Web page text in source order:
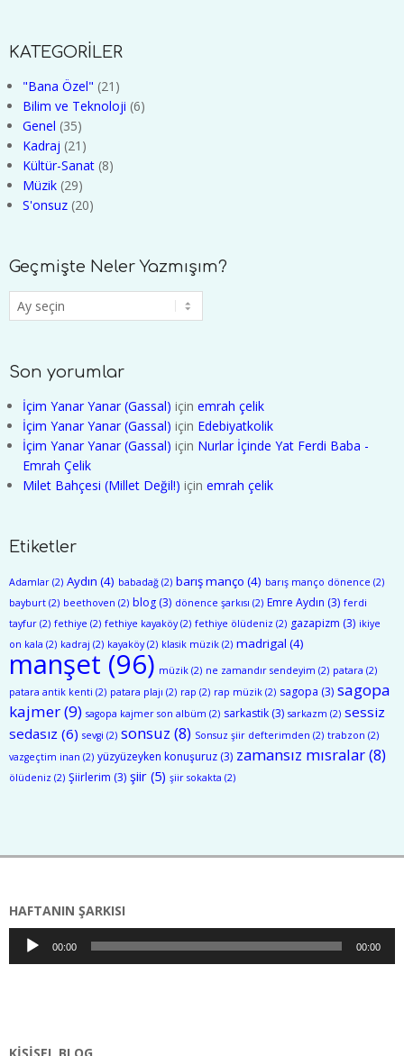
KATEGORİLER
"Bana Özel" (21)
Bilim ve Teknoloji (6)
Genel (35)
Kadraj (21)
Kültür-Sanat (8)
Müzik (29)
S'onsuz (20)
Geçmişte Neler Yazmışım?
Geçmişte
Neler
Son yorumlar
İçim Yanar Yanar (Gassal) için emrah çelik
İçim Yanar Yanar (Gassal) için Edebiyatkolik
İçim Yanar Yanar (Gassal) için Nurlar İçinde Yat Ferdi Baba -
Emrah Çelik
Milet Bahçesi (Millet Değil!) için emrah çelik
Etiketler
Adamlar (2) Aydın (4) babadağ (2) barış manço (4) barış manço dönence (2)
bayburt (2) beethoven (2) blog (3) dönence şarkısı (2) Emre Aydın (3) ferdi
tayfur (2) fethiye (2) fethiye kayaköy(2) fethiye ölüdeniz (2) gazapizm (3) ikiye
on kala (2) kadraj (2) kayaköy(2) klasik müzik (2) madrigal (4)
manşet (96) müzik (2) ne zamandır sendeyim (2) patara (2)
patara antik kenti (2) patara plajı (2) rap (2) rap müzik (2) sagopa (3) sagopa
kajmer(9) sagopa kajmer son albüm (2) sarkastik (3) sarkazm (2) sessiz
sedasız (6) sevgi (2) sonsuz (8) Sonsuz şiir defterimden (2) trabzon (2)
vazgeçtim inan (2) yüzyüzeyken konuşuruz (3) zamansız mısralar(8)
ölüdeniz (2) Şiirlerim (3) şiir (5) şiir sokakta (2)
HAFTANIN ŞARKISI
Ses
oynatıcı
00:00 00:00